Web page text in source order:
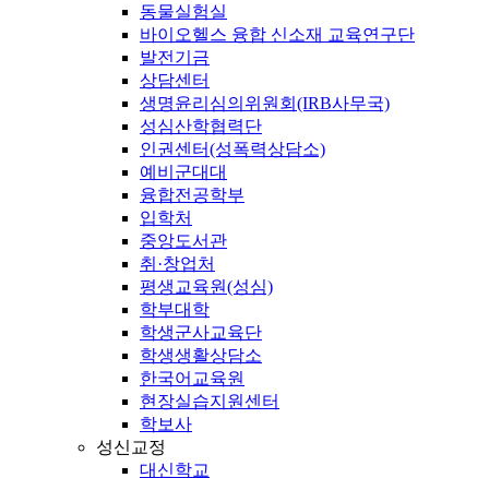
동물실험실
바이오헬스 융합 신소재 교육연구단
발전기금
상담센터
생명윤리심의위원회(IRB사무국)
성심산학협력단
인권센터(성폭력상담소)
예비군대대
융합전공학부
입학처
중앙도서관
취·창업처
평생교육원(성심)
학부대학
학생군사교육단
학생생활상담소
한국어교육원
현장실습지원센터
학보사
성신교정
대신학교